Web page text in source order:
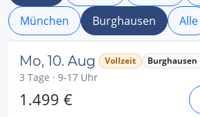
München
Burghausen Alle
Mo, 10. Aug Vollzeit Burghausen
3 Tage · 9-17 Uhr
1.499 €